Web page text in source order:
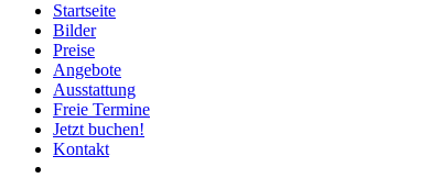
Startseite
Bilder
Preise
Angebote
Ausstattung
Freie Termine
Jetzt buchen!
Kontakt